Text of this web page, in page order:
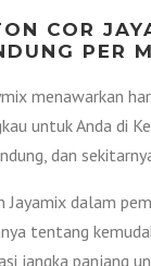
COR
PER
menawarkan
untuk Anda di
dan
Jayamix dalam
tentang
jangka panjang